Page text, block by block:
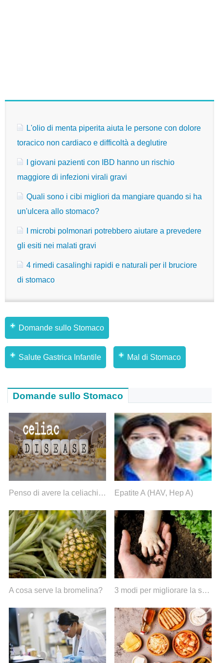
L'olio di menta piperita aiuta le persone con dolore
toracico non cardiaco e difficoltà a deglutire
I giovani pazienti con IBD hanno un rischio
maggiore di infezioni virali gravi
Quali sono i cibi migliori da mangiare quando si ha
un'ulcera allo stomaco?
I microbi polmonari potrebbero aiutare a prevedere
gli esiti nei malati gravi
4 rimedi casalinghi rapidi e naturali per il bruciore
di stomaco
Domande sullo Stomaco
Salute Gastrica Infantile Mal di Stomaco
Domande sullo Stomaco
Penso di avere la celiachia. E adesso? Epatite A (HAV, Hep A)
A cosa serve la bromelina? 3 modi per migliorare la salute intestinale delle famiglie (soprattutto bambini e mamme)